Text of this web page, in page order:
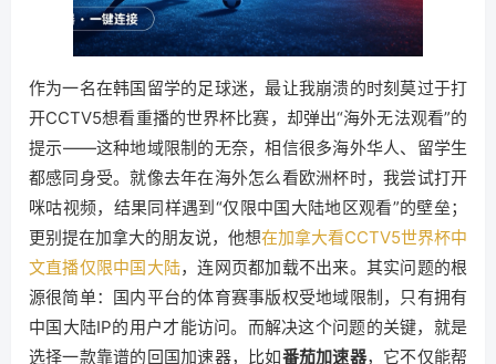
作为一名在韩国留学的足球迷，最让我崩溃的时刻莫过于打
开CCTV5想看重播的世界杯比赛，却弹出“海外无法观看”的
提示——这种地域限制的无奈，相信很多海外华人、留学生
都感同身受。就像去年在海外怎么看欧洲杯时，我尝试打开
咪咕视频，结果同样遇到“仅限中国大陆地区观看”的壁垒；
更别提在加拿大的朋友说，他想在加拿大看CCTV5世界杯中
文直播仅限中国大陆，连网页都加载不出来。其实问题的根
源很简单：国内平台的体育赛事版权受地域限制，只有拥有
中国大陆IP的用户才能访问。而解决这个问题的关键，就是
选择一款靠谱的回国加速器，比如番茄加速器，它不仅能帮